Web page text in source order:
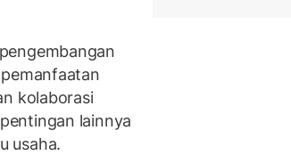
kolaborasi
lainnya
usaha.